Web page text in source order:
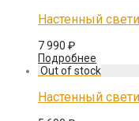
Настенный
7 990 ₽
Подробнее
Настенный